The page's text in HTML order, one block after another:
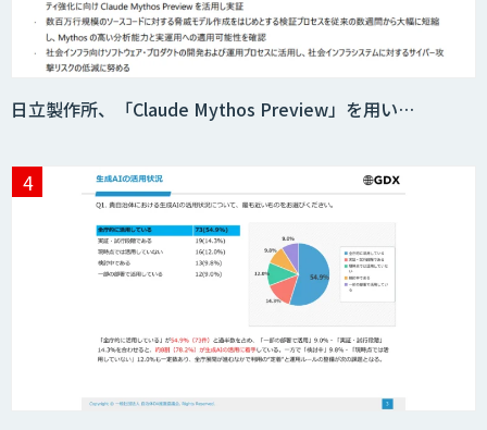
日立製作所、「Claude Mythos Preview」を用い…